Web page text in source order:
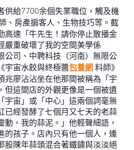
供給7700余個失業職位，觸及機
、房產掮客人、生物技巧等。截
高速「牛先生！請你停止散播金
嚴重破壞了我的空間美學係
公司、中聘科技（河南）無限公
宇宙水餃與終極醬包養網 料師》
兆廖沾沾坐在他那間被稱為「宇
但這間店的外觀更像是一個被遺
宇宙」或「中心」這兩個詞毫無
已經發酵了七個月又七天的老蒜
動，我的蒜泥。」他輕聲細語，
的孩子。店內只有他一個人，連
股陳年蒜頭混合著鐵鏽與淡淡絕